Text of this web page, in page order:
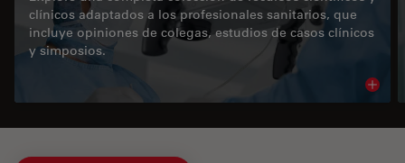
clínicos adaptados a los profesionales sanitarios, que
incluye opiniones de colegas, estudios de casos clínicos
y simposios.